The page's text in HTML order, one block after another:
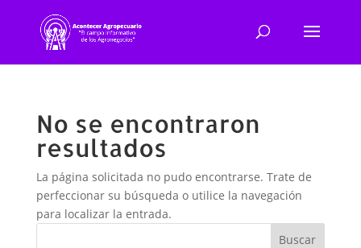
No se encontraron
resultados
La página solicitada no pudo encontrarse. Trate de
perfeccionar su búsqueda o utilice la navegación
para localizar la entrada.
Buscar